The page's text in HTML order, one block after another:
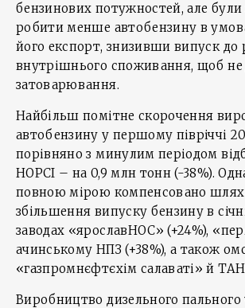
бензинових потужностей, але
робити менше автобензину в
його експорт, знизивши випуск до
внутрішнього споживання, щоб не
затоварювання.
Найбільш помітне скорочення
автобензину у першому півріччі
порівняно з минулим періодом
НОРСІ – на 0,9 млн тонн (-38%).
повною мірою компенсовано
збільшення випуску бензину в
заводах «ярославНОС» (+24%),
ачинському НПЗ (+38%), а також
«газпромнєфтєхім салаваті» й
Виробництво дизельного